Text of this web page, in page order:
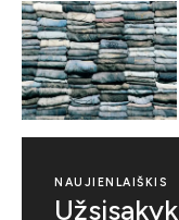
NAUJIENLAIŠKIS